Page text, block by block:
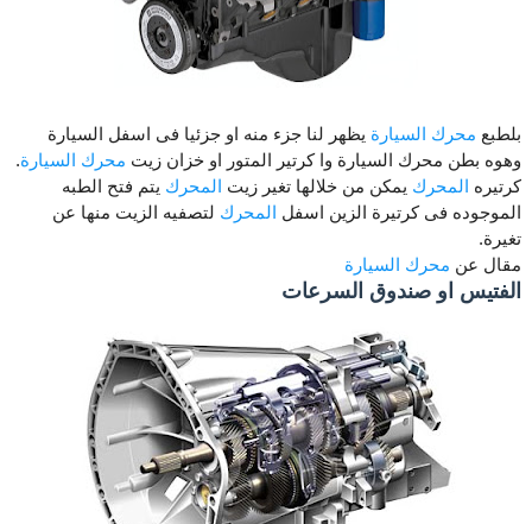
بلطبع محرك السيارة يظهر لنا جزء منه او جزئيا فى اسفل السيارة
وهوه بطن محرك السيارة وا كرتير المتور او خزان زيت محرك السيارة.
كرتيره المحرك يمكن من خلالها تغير زيت المحرك يتم فتح الطبه
الموجوده فى كرتيرة الزين اسفل المحرك لتصفيه الزيت منها عن
تغيرة.
مقال عن محرك السيارة
الفتيس او صندوق السرعات